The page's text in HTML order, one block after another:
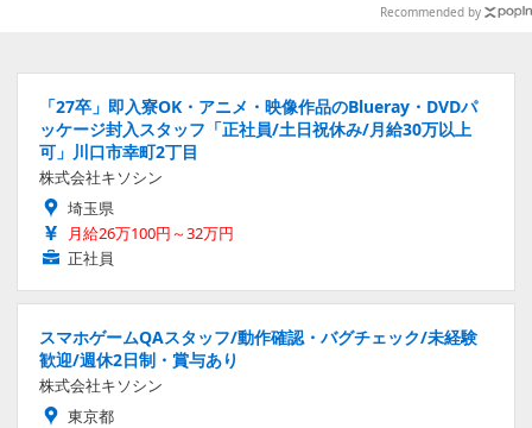
Recommended by
「27卒」即入寮OK・アニメ・映像作品のBlueray・DVDパ
ッケージ封入スタッフ「正社員/土日祝休み/月給30万以上
可」川口市幸町2丁目
株式会社キソシン
埼玉県
月給26万100円～32万円
正社員
スマホゲームQAスタッフ/動作確認・バグチェック/未経験
歓迎/週休2日制・賞与あり
株式会社キソシン
東京都